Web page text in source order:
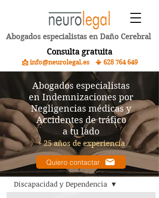
Abogados especialistas en Daño Cerebral
Consulta gratuita
📩 info@neurolegal.es 📳 628 764 649
Discapacidad y Dependencia
Abogados especialistas
en Indemnizaciones por
Negligencias médicas y
Accidentes de tráfico
a tu lado
+ 25 años de experiencia
Quiero contactar